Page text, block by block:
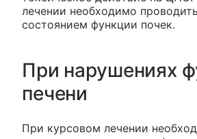
лечении необходимо
состоянием функции почек.
При нарушениях
печени
При курсовом лечении